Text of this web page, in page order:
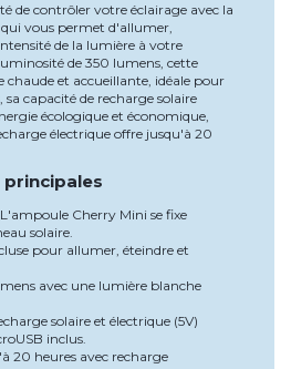
de contrôler votre éclairage avec la
vous permet d'allumer,
de la lumière à votre
de 350 lumens, cette
et accueillante, idéale pour
capacité de recharge solaire
écologique et économique,
électrique offre jusqu'à 20
Cherry Mini se fixe
solaire.
pour allumer, éteindre et
avec une lumière blanche
solaire et électrique (5V)
inclus.
20 heures avec recharge